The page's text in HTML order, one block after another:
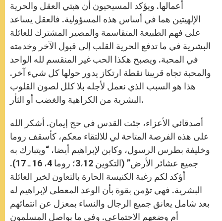
أعمالها. ويؤكد المسيحيون أن هبتي العقل والحرية
الإلهيتين هما في أساس هذه المسؤولية. فالعقل يساعد
على فهم الطبيعة المتقاسمة والمصير المشترك للعائلة
البشرية في ما تدفع الحرية القلب إلى قبول الآخر وخدمته
في المحبة. ويصبح هكذا الحب غير المنقسم لله الواحد
والمحبة تجاه قريبنا نقطة ارتكاز يدور حولها كل شيء آخر.
هذا هو السبب الذي نعمل لأجله بلا كلل لصون القلوب
البشرية من الكراهية والغضب أو الثأر.
أصدقائي الأعزاء، جئت القدس في حج إيمان. أشكر الله
على هذه الفرصة المتاحة لي للالتقاء معكم، كأسقف روما
وخليفة بطرس الرسول، وكابن لإبراهيم أيضا، “ويتبارك به
جميع عشائر الأرض” (التكوين 3،12؛ روما 4، 16 ـ 17).
أؤكد لكم رغبة الكنيسة الحارة بالتعاون لخير العائلة
البشرية. فهي تؤمن بقوة بأن الوعد المعطى لإبراهيم له
بعد شامل يعانق جميع الرجال والنساء بمعزل عن انتمائهم
أم وضعهم الاجتماعي. وفي ما يواصل المسلمون